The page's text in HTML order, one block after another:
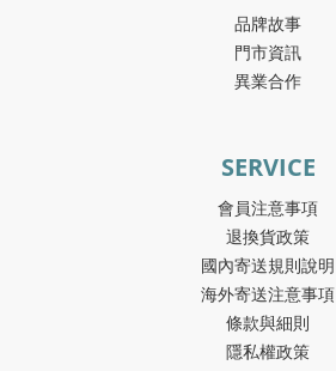
品牌故事
門市資訊
異業合作
SERVICE
會員注意事項
退換貨政策
國內寄送規則說明
海外寄送注意事項
條款與細則
隱私權政策